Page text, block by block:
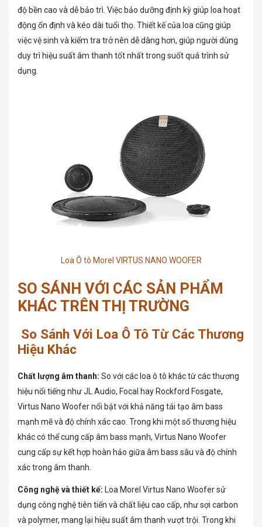
độ bền cao và dễ bảo trì. Việc bảo dưỡng định kỳ giúp loa hoạt
động ổn định và kéo dài tuổi thọ. Thiết kế của loa cũng giúp
việc vệ sinh và kiểm tra trở nên dễ dàng hơn, giúp người dùng
duy trì hiệu suất âm thanh tốt nhất trong suốt quá trình sử
dụng.
Loa Ô tô Morel VIRTUS NANO WOOFER
SO SÁNH VỚI CÁC SẢN PHẨM
KHÁC TRÊN THỊ TRƯỜNG
So Sánh Với Loa Ô Tô Từ Các Thương
Hiệu Khác
Chất lượng âm thanh: So với các loa ô tô khác từ các thương
hiệu nổi tiếng như JL Audio, Focal hay Rockford Fosgate,
Virtus Nano Woofer nổi bật với khả năng tái tạo âm bass
mạnh mẽ và độ chính xác cao. Trong khi một số thương hiệu
khác có thể cung cấp âm bass mạnh, Virtus Nano Woofer
cung cấp sự kết hợp hoàn hảo giữa âm bass sâu và độ chính
xác trong âm thanh.
Công nghệ và thiết kế: Loa Morel Virtus Nano Woofer sử
dụng công nghệ tiên tiến và chất liệu cao cấp, như sợi carbon
và polymer, mang lại hiệu suất âm thanh vượt trội. Trong khi